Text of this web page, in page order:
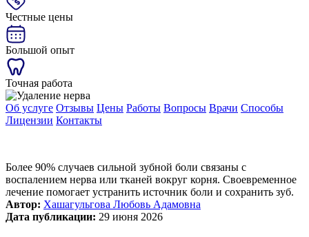
Честные цены
Большой опыт
Точная работа
Об услуге Отзывы Цены Работы Вопросы Врачи Способы
Лицензии Контакты
Более 90% случаев сильной зубной боли связаны с
воспалением нерва или тканей вокруг корня. Своевременное
лечение помогает устранить источник боли и сохранить зуб.
Автор: Хашагульгова Любовь Адамовна
Дата публикации: 29 июня 2026